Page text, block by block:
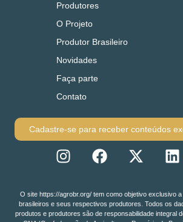
Produtores
O Projeto
Produtor Brasileiro
Novidades
Faça parte
Contato
Cadastre-se para receber conteúdos
O site https://agrobr.org/ tem como objetivo exclusivo
brasileiros e seus respectivos produtores. Todos os
produtos e produtores são de responsabilidade integral